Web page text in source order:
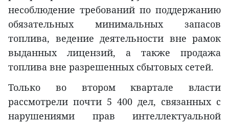
несоблюдение требований по поддержанию
обязательных минимальных запасов
топлива, ведение деятельности вне рамок
выданных лицензий, а также продажа
топлива вне разрешенных сбытовых сетей.
Только во втором квартале власти
рассмотрели почти 5 400 дел, связанных с
нарушениями прав интеллектуальной